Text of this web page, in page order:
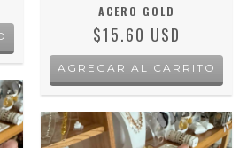
ACERO GOLD
$15.60 USD